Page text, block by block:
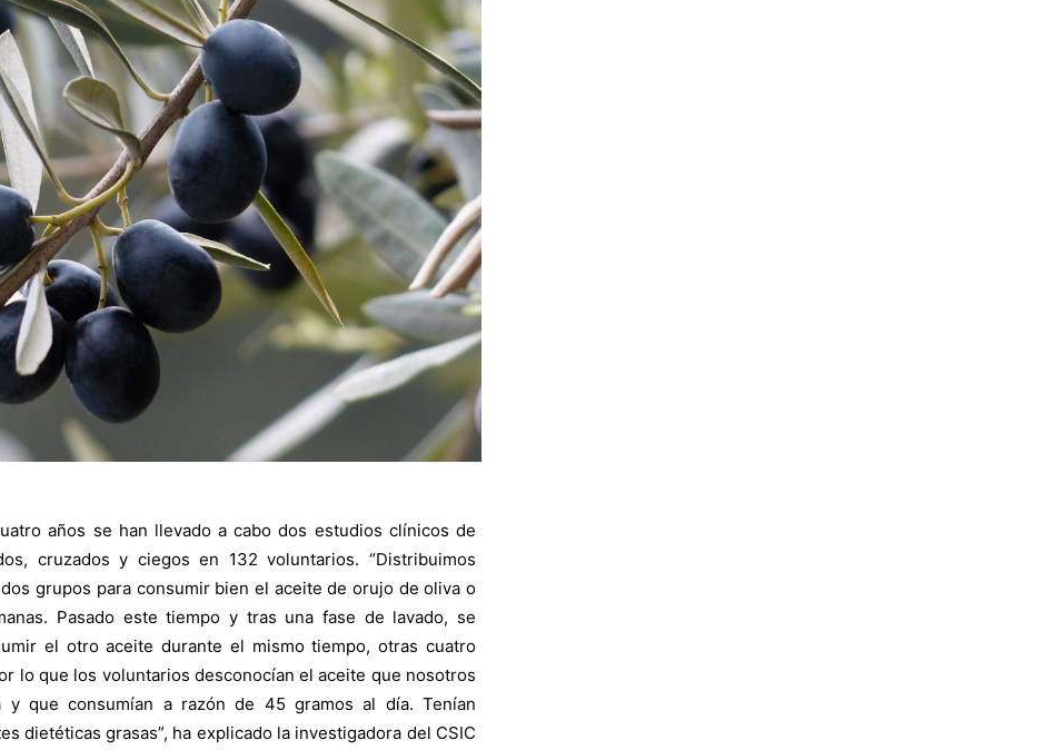
años se han llevado a cabo dos estudios clínicos de
cruzados y ciegos en 132 voluntarios. “Distribuimos
grupos para consumir bien el aceite de orujo de oliva o
Pasado este tiempo y tras una fase de lavado, se
el otro aceite durante el mismo tiempo, otras cuatro
lo que los voluntarios desconocían el aceite que nosotros
y que consumían a razón de 45 gramos al día. Tenían
dietéticas grasas”, ha explicado la investigadora del CSIC